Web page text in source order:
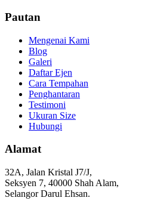
Pautan
Mengenai Kami
Blog
Galeri
Daftar Ejen
Cara Tempahan
Penghantaran
Testimoni
Ukuran Size
Hubungi
Alamat
32A, Jalan Kristal J7/J,
Seksyen 7, 40000 Shah Alam,
Selangor Darul Ehsan.